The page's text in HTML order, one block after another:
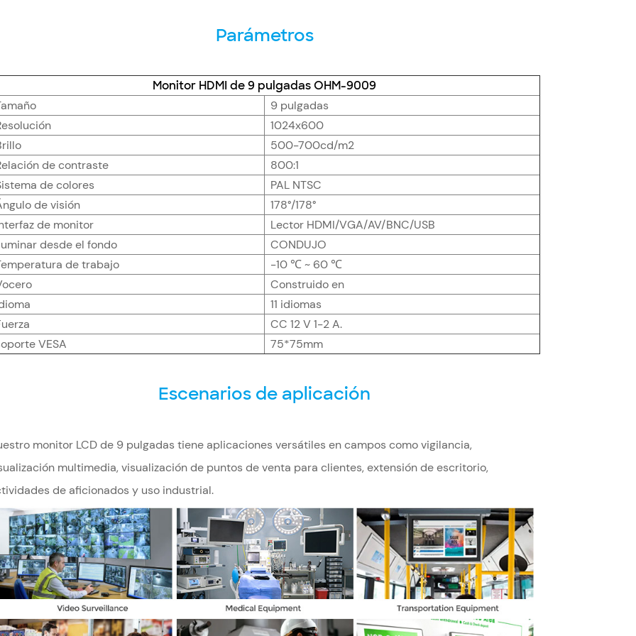
Parámetros
Monitor HDMI de 9 pulgadas OHM-9009
9 pulgadas
1024x600
500-700cd/m2
de contraste
800:1
de colores
PAL NTSC
de visión
178°/178°
de monitor
Lector HDMI/VGA/AV/BNC/USB
desde el fondo
CONDUJO
de trabajo
-10 ℃ ~ 60 ℃
Construido en
11 idiomas
CC 12 V 1-2 A.
VESA
75*75mm
Escenarios de aplicación
monitor LCD de 9 pulgadas tiene aplicaciones versátiles en campos como vigilancia,
multimedia, visualización de puntos de venta para clientes, extensión de escritorio,
de aficionados y uso industrial.